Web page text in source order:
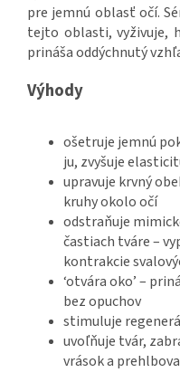
pre jemnú oblasť očí.
tejto oblasti, vyživuje,
prináša oddýchnutý
Výhody
ošetruje jemnú
ju, zvyšuje
upravuje krvný
kruhy okolo očí
odstraňuje
častiach tváre –
kontrakcie
‘otvára oko’ –
bez opuchov
stimuluje
uvoľňuje tvár,
vrások a